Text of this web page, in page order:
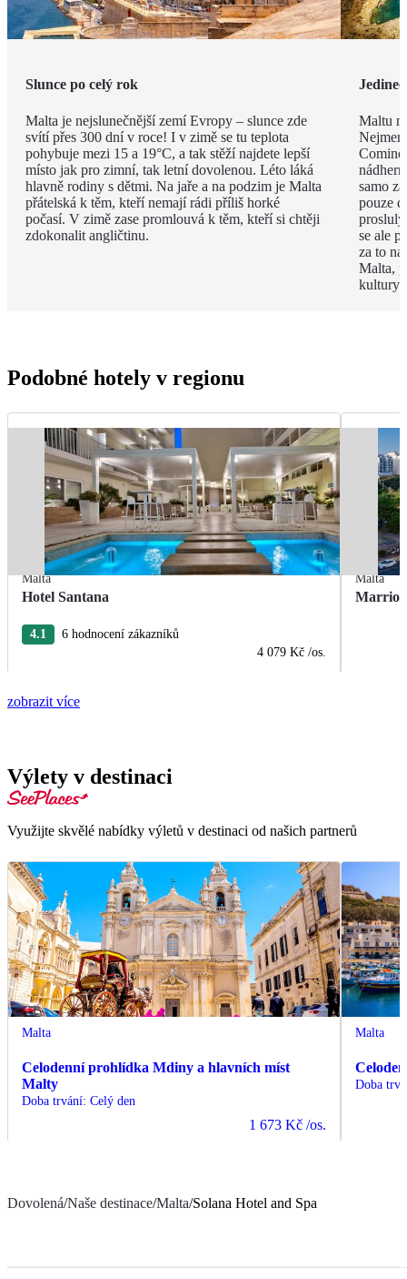
Slunce po celý rok
Malta je nejslunečnější zemí Evropy – slunce zde
svítí přes 300 dní v roce! I v zimě se tu teplota
pohybuje mezi 15 a 19°C, a tak stěží najdete lepší
místo jak pro zimní, tak letní dovolenou. Léto láká
hlavně rodiny s dětmi. Na jaře a na podzim je Malta
přátelská k těm, kteří nemají rádi příliš horké
počasí. V zimě zase promlouvá k těm, kteří si chtěji
zdokonalit angličtinu.
Maltu
samo
pouze
se ale
za to
Malta,
kultury
Podobné hotely v regionu
Malta
Hotel Santana
4.1
6 hodnocení zákazníků
4 079 Kč /os.
Malta
zobrazit více
Výlety v destinaci
Využijte skvělé nabídky výletů v destinaci od našich partnerů
Malta
Celodenní prohlídka Mdiny a hlavních míst
Malty
Doba trvání: Celý den
1 673 Kč /os.
Malta
Doba
Dovolená/Naše destinace/Malta/Solana Hotel and Spa